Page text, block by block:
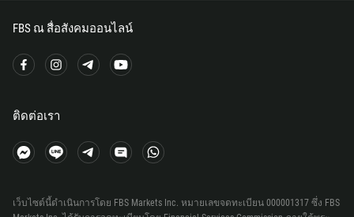
FBS ณ สื่อสังคมออนไลน์
ติดต่อเรา
เว็บไซต์นี้ดำเนินการโดย FBS Markets Inc. หมายเลขจดทะเบียน 000001317 ซึ่ง FBS
33
220
49